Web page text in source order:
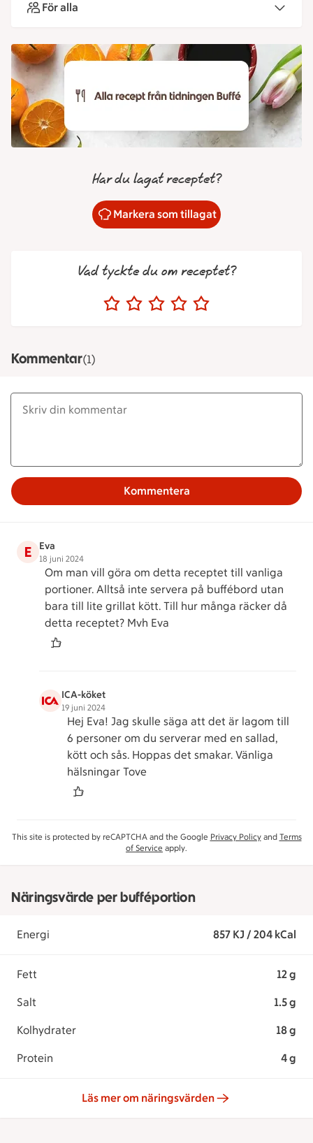
För alla
Har du lagat receptet?
Markera som tillagat
Vad tyckte du om receptet?
Kommentar(1)
Kommentera
E Eva
18 juni 2024
Om man vill göra om detta receptet till vanliga
portioner. Alltså inte servera på buffébord utan
bara till lite grillat kött. Till hur många räcker då
detta receptet? Mvh Eva
ICA-köket
19 juni 2024
Hej Eva! Jag skulle säga att det är lagom till
6 personer om du serverar med en sallad,
kött och sås. Hoppas det smakar. Vänliga
hälsningar Tove
This site is protected by reCAPTCHA and the Google Privacy Policyand Terms
of Service apply.
Näringsvärde per bufféportion
Energi 857 KJ / 204 kCal
Fett 12 g
Salt 1.5 g
Kolhydrater 18 g
Protein 4 g
Läs mer om näringsvärden